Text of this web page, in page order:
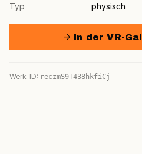
Typ
physisch
→ In der VR-
Werk-ID: reczmS9T438hkfiCj